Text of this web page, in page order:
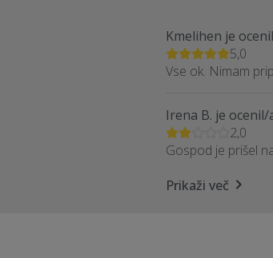
Kmelihen je
5,0
Vse ok. Nimam
Irena B. je ocenil/
2,0
Gospod je prišel
Prikaži več